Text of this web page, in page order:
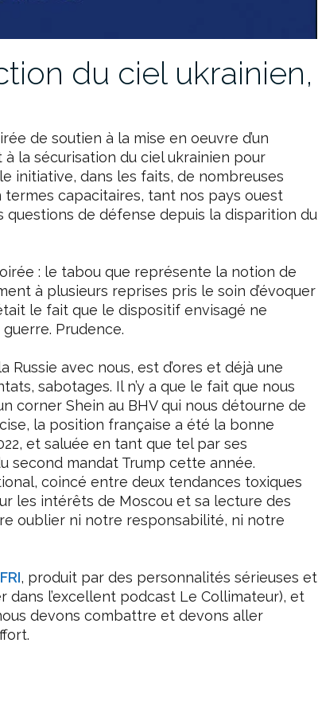
du ciel ukrainien,
de soutien à la mise en oeuvre d’un
la sécurisation du ciel ukrainien pour
initiative, dans les faits, de nombreuses
capacitaires, tant nos pays ouest
de défense depuis la disparition du
: le tabou que représente la notion de
à plusieurs reprises pris le soin d’évoquer
le fait que le dispositif envisagé ne
Prudence.
avec nous, est d’ores et déjà une
sabotages. Il n’y a que le fait que nous
corner Shein au BHV qui nous détourne de
la position française a été la bonne
et saluée en tant que tel par ses
second mandat Trump cette année.
coincé entre deux tendances toxiques
les intérêts de Moscou et sa lecture des
oublier ni notre responsabilité, ni notre
, produit par des personnalités sérieuses et
l’excellent podcast Le Collimateur), et
devons combattre et devons aller